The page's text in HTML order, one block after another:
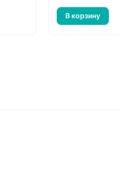
В корзину